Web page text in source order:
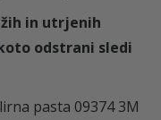
in utrjenih
odstrani sledi
pasta 09374 3M